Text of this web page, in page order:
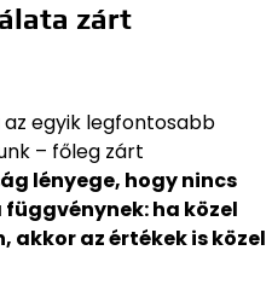
zárt
egyik legfontosabb
– főleg zárt
lényege, hogy nincs
ha közel
akkor az értékek is közel